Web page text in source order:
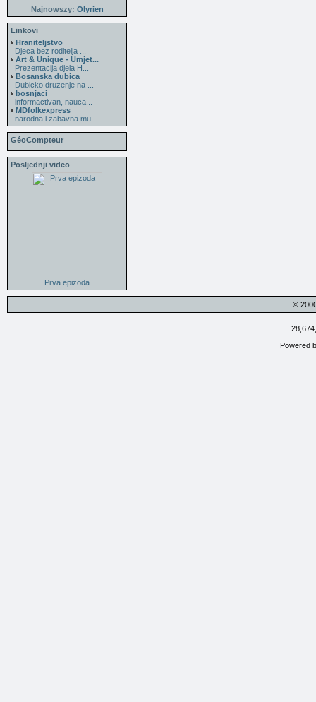
Najnowszy: Olyrien
Linkovi
Hraniteljstvo
Djeca bez roditelja ...
Art & Unique - Umjet...
Prezentacija djela H...
Bosanska dubica
Dubicko druzenje na ...
bosnjaci
informactivan, nauca...
MDfolkexpress
narodna i zabavna mu...
GéoCompteur
Posljednji video
Prva epizoda
©
Powered